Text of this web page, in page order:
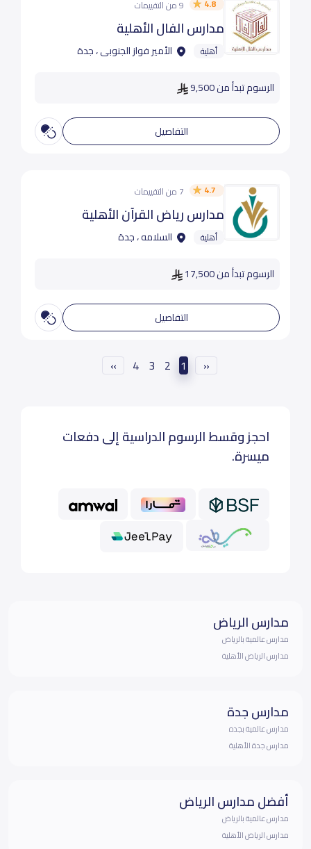
4.8 9 من التقييمات
مدارس الفال الأهلية
أهلية الأمير فواز الجنوبى ، جدة
الرسوم تبدأ من 9,500
التفاصيل
4.7 7 من التقييمات
مدارس رياض القرآن الأهلية
أهلية السلامه ، جدة
الرسوم تبدأ من 17,500
التفاصيل
«
1
2
3
4
»
احجز وقسط الرسوم الدراسية إلى دفعات
ميسرة.
مدارس الرياض
مدارس عالمية بالرياض
مدارس الرياض الأهلية
مدارس جدة
مدارس عالمية بجده
مدارس جدة الأهلية
أفضل مدارس الرياض
مدارس عالمية بالرياض
مدارس الرياض الأهلية